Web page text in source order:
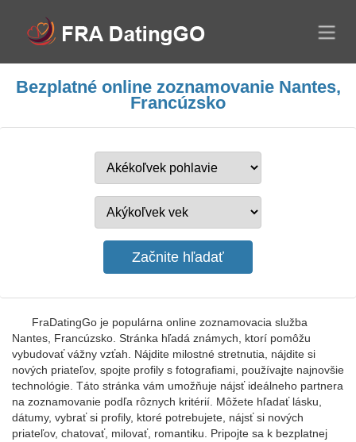
Bezplatné online zoznamovanie Nantes,
Francúzsko
FraDatingGo je populárna online zoznamovacia služba
Nantes, Francúzsko. Stránka hľadá známych, ktorí pomôžu
vybudovať vážny vzťah. Nájdite milostné stretnutia, nájdite si
nových priateľov, spojte profily s fotografiami, používajte najnovšie
technológie. Táto stránka vám umožňuje nájsť ideálneho partnera
na zoznamovanie podľa rôznych kritérií. Môžete hľadať lásku,
dátumy, vybrať si profily, ktoré potrebujete, nájsť si nových
priateľov, chatovať, milovať, romantiku. Pripojte sa k bezplatnej